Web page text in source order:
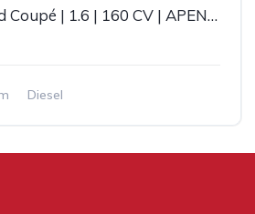
Mercedes C 200 d Coupé | 1.6 | 160 CV | APENAS 72 000 KM's
Diesel